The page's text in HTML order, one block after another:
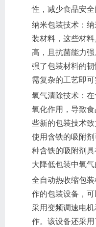
性，减少食品安全
纳米包装技术：
装材料，这些材
高，且抗菌能力
强了包装材料的
需复杂的工艺即可
氧气清除技术：
氧化作用，导致
些新的包装技术致
使用含铁的吸附
种含铁的吸附剂
大降低包装中氧气
全自动热收缩包
作的包装设备，可
采用变频调速电
作。该设备还采